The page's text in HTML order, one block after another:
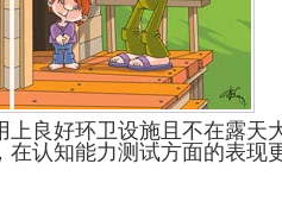
良好环卫设施且不在露天
认知能力测试方面的表现